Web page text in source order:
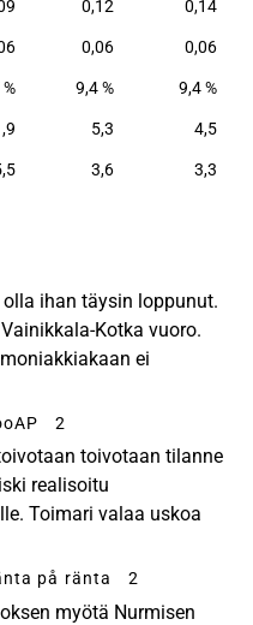
0,12 0,14
0,06 0,06
9,4 % 9,4 %
5,3 4,5
3,6 3,3
ihan täysin loppunut.
Kotka vuoro.
ei
2
toivotaan tilanne
realisoitu
Toimari valaa uskoa
på ränta 2
myötä Nurmisen